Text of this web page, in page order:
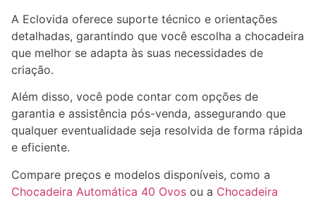
A Eclovida oferece suporte técnico e orientações
detalhadas, garantindo que você escolha a chocadeira
que melhor se adapta às suas necessidades de
criação.
Além disso, você pode contar com opções de
garantia e assistência pós-venda, assegurando que
qualquer eventualidade seja resolvida de forma rápida
e eficiente.
Compare preços e modelos disponíveis, como a
Chocadeira Automática 40 Ovos ou a Chocadeira